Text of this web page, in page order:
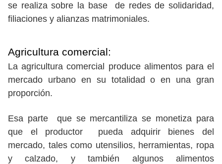
se realiza sobre la base de redes de solidaridad,
filiaciones y alianzas matrimoniales.
Agricultura comercial:
La agricultura comercial produce alimentos para el
mercado urbano en su totalidad o en una gran
proporción.
Esa parte que se mercantiliza se monetiza para
que el productor pueda adquirir bienes del
mercado, tales como utensilios, herramientas, ropa
y calzado, y también algunos alimentos